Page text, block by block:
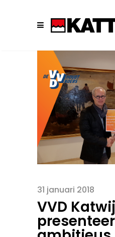
31 januari 2018
VVD